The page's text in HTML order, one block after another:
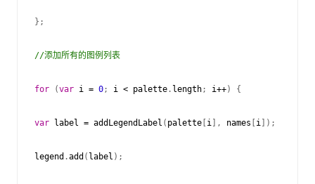
};
//添加所有的图例列表
for (var i = 0 ; i < palette . length ; i++) {
var label = addLegendLabel ( palette [i ], names [i ]);
legend .add ( label );